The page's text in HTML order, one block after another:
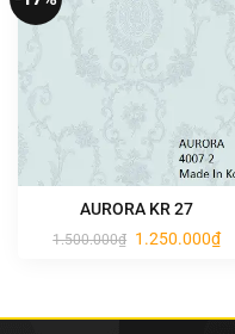
AURORA KR 27
1.500.000₫ Giá
gốc
1.250.000₫Giá